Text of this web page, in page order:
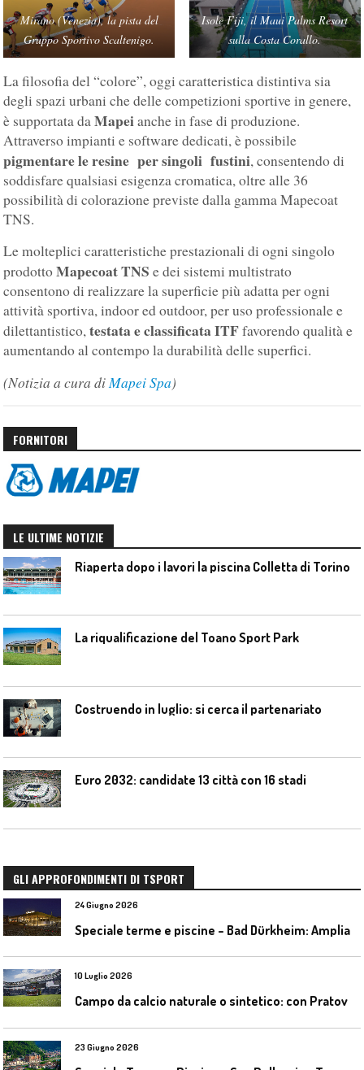
Mirano (Venezia), la pista del
Gruppo Sportivo Scaltenigo.
Isole Fiji, il Maui Palms Resort
sulla Costa Corallo.
La filosofia del “colore”, oggi caratteristica distintiva sia
degli spazi urbani che delle competizioni sportive in genere,
è supportata daMapeianche in fase di produzione.
Attraverso impianti e software dedicati, è possibile
pigmentare le resine per singoli fustini, consentendo di
soddisfare qualsiasi esigenza cromatica, oltre alle 36
possibilità di colorazione previste dalla gamma Mapecoat
TNS.
Le molteplici caratteristiche prestazionali di ogni singolo
prodottoMapecoat TNS e dei sistemi multistrato
consentono di realizzare la superficie più adatta per ogni
attività sportiva, indoor ed outdoor, per uso professionale e
dilettantistico,testata e classificata ITFfavorendo qualità e
aumentando al contempo la durabilità delle superfici.
(Notizia a cura diMapei Spa)
FORNITORI
LE ULTIME NOTIZIE
Riaperta dopo i lavori la piscina Colletta di Torino
La riqualificazione del Toano Sport Park
Costruendo in luglio: si cerca il partenariato
Euro 2032: candidate 13 città con 16 stadi
GLI APPROFONDIMENTI DI TSPORT
24 Giugno 2026
10 Luglio 2026
23 Giugno 2026